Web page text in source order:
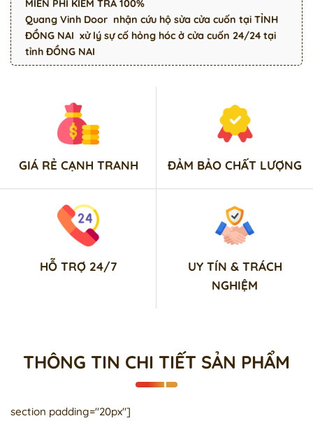
MIỄN PHÍ KIỂM TRA 100%
Quang Vinh Door nhận cứu hộ sửa cửa cuốn tại TỈNH
ĐỒNG NAI xử lý sự cố hỏng hóc ở cửa cuốn 24/24 tại
tỉnh ĐỒNG NAI
GIÁ RẺ CẠNH TRANH ĐẢM BẢO CHẤT LƯỢNG
HỖ TRỢ 24/7
UY TÍN & TRÁCH
NGHIỆM
THÔNG TIN CHI TIẾT SẢN PHẨM
section padding="20px"]